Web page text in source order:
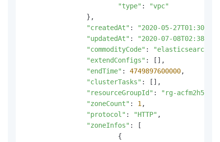
"type" :
"vpc"
		}
,
"createdAt" :
"2020-05-
"updatedAt" :
"2020-07-
"commodityCode" :
"extendConfigs" : [] ,
"endTime" : 4749897600000,
"clusterTasks" : [] ,
"resourceGroupId" :
"rg-
"zoneCount" : 1 ,
"protocol" : "HTTP" ,
"zoneInfos" : [